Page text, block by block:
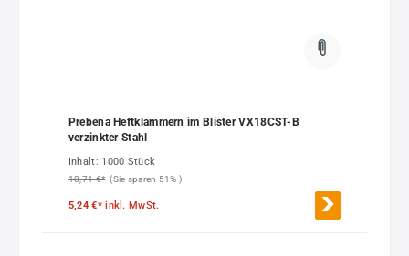
Prebena Heftklammern im Blister VX18CST-B
verzinkter Stahl
Inhalt: 1000 Stück
10,71 €* (Sie sparen 51% )
5,24 €*inkl. MwSt.